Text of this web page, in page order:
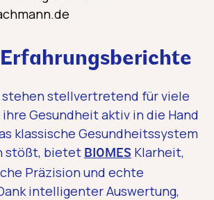
Erfahrungsberichte
stehen stellvertretend für viele
Gesundheit aktiv in die Hand
klassische Gesundheitssystem
stößt, bietet BIOMES Klarheit,
Präzision und echte
intelligenter Auswertung,